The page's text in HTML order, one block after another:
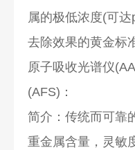
属的极低浓度(可
去除效果的黄金标
原子吸收光谱仪
(AFS)：
简介：传统而可靠
重金属含量，灵敏